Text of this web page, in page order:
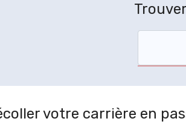
votre carrière en